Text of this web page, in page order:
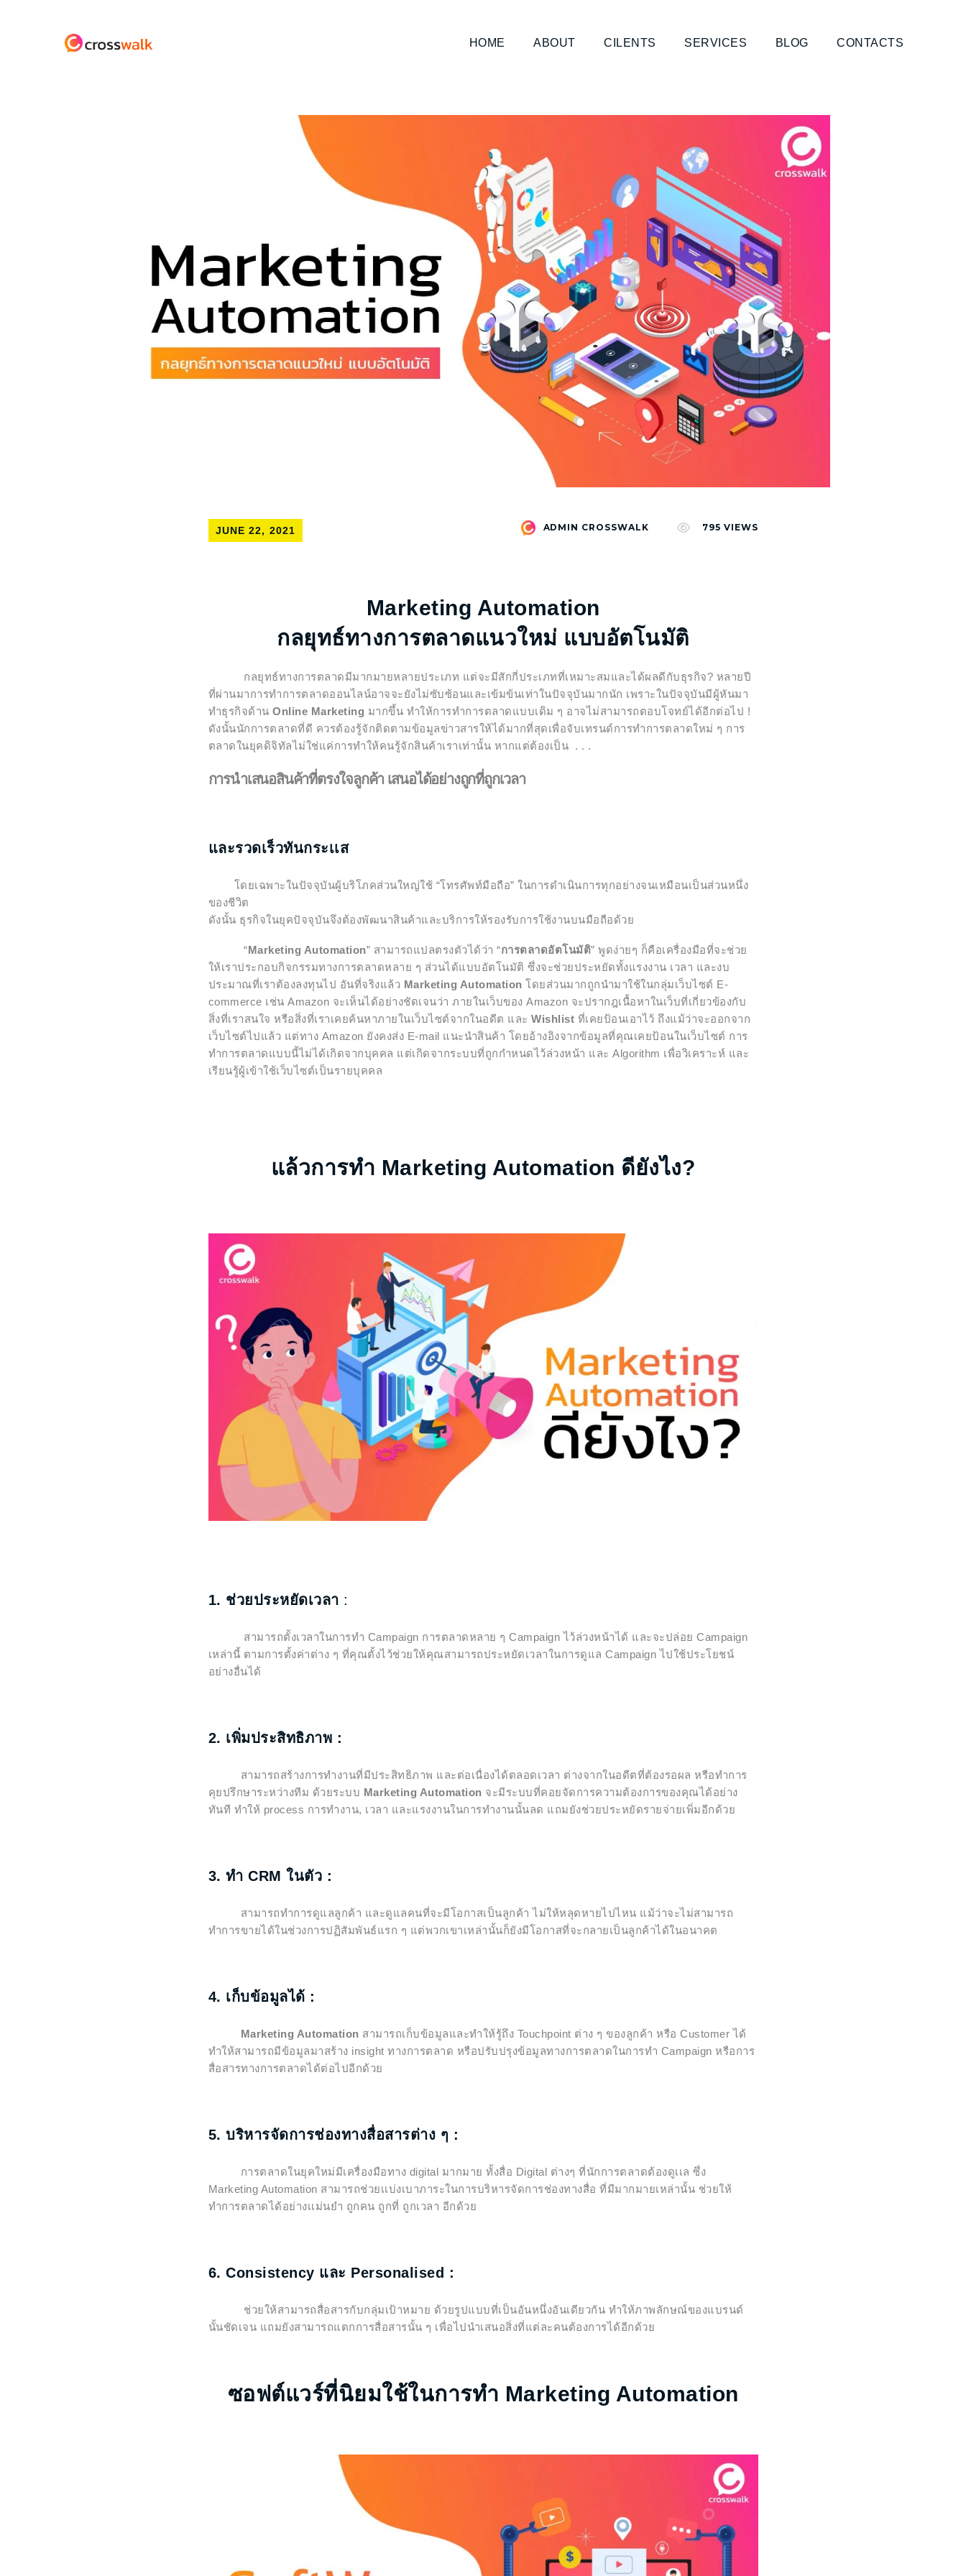
HOME ABOUT CILENTS SERVICES BLOG CONTACTS
JUNE 22, 2021 ADMIN CROSSWALK 795 VIEWS
Marketing Automation
กลยุทธ์ทางการตลาดแนวใหม่ แบบอัตโนมัติ
กลยุทธ์ทางการตลาดมีมากมายหลายประเภท แต่จะมีสักกี่ประเภทที่เหมาะสมและได้ผลดีกับธุรกิจ? หลายปี
ที่ผ่านมาการทำการตลาดออนไลน์อาจจะยังไม่ซับซ้อนและเข้มข้นเท่าในปัจจุบันมากนัก เพราะในปัจจุบันมีผู้หันมา
ทำธุรกิจด้าน Online Marketing มากขึ้น ทำให้การทำการตลาดแบบเดิม ๆ อาจไม่สามารถตอบโจทย์ได้อีกต่อไป !
ดังนั้นนักการตลาดที่ดี ควรต้องรู้จักติดตามข้อมูลข่าวสารให้ได้มากที่สุดเพื่อจับเทรนด์การทำการตลาดใหม่ ๆ การ
ตลาดในยุคดิจิทัลไม่ใช่แค่การทำให้คนรู้จักสินค้าเราเท่านั้น หากแต่ต้องเป็น . . .
การนำเสนอสินค้าที่ตรงใจลูกค้า เสนอได้อย่างถูกที่ถูกเวลา
และรวดเร็วทันกระเเส
โดยเฉพาะในปัจจุบันผู้บริโภคส่วนใหญ่ใช้ “โทรศัพท์มือถือ” ในการดำเนินการทุกอย่างจนเหมือนเป็นส่วนหนึ่ง
ของชีวิต
ดังนั้น ธุรกิจในยุคปัจจุบันจึงต้องพัฒนาสินค้าและบริการให้รองรับการใช้งานบนมือถือด้วย
“Marketing Automation” สามารถแปลตรงตัวได้ว่า “การตลาดอัตโนมัติ” พูดง่ายๆ ก็คือเครื่องมือที่จะช่วย
ให้เราประกอบกิจกรรมทางการตลาดหลาย ๆ ส่วนได้แบบอัตโนมัติ ซึ่งจะช่วยประหยัดทั้งแรงงาน เวลา และงบ
ประมาณที่เราต้องลงทุนไป อันที่จริงแล้ว Marketing Automation โดยส่วนมากถูกนำมาใช้ในกลุ่มเว็บไซต์ E-
commerce เช่น Amazon จะเห็นได้อย่างชัดเจนว่า ภายในเว็บของ Amazon จะปรากฎเนื้อหาในเว็บที่เกี่ยวข้องกับ
สิ่งที่เราสนใจ หรือสิ่งที่เราเคยค้นหาภายในเว็บไซต์จากในอดีต และ Wishlist ที่เคยป้อนเอาไว้ ถึงแม้ว่าจะออกจาก
เว็บไซต์ไปแล้ว แต่ทาง Amazon ยังคงส่ง E-mail แนะนำสินค้า โดยอ้างอิงจากข้อมูลที่คุณเคยป้อนในเว็บไซต์ การ
ทำการตลาดแบบนี้ไม่ได้เกิดจากบุคคล แต่เกิดจากระบบที่ถูกกำหนดไว้ล่วงหน้า และ Algorithm เพื่อวิเคราะห์ และ
เรียนรู้ผู้เข้าใช้เว็บไซต์เป็นรายบุคคล
แล้วการทำ Marketing Automation ดียังไง?
1. ช่วยประหยัดเวลา :
สามารถตั้งเวลาในการทำ Campaign การตลาดหลาย ๆ Campaign ไว้ล่วงหน้าได้ และจะปล่อย Campaign
เหล่านี้ ตามการตั้งค่าต่าง ๆ ที่คุณตั้งไว้ช่วยให้คุณสามารถประหยัดเวลาในการดูแล Campaign ไปใช้ประโยชน์
อย่างอื่นได้
2. เพิ่มประสิทธิภาพ :
สามารถสร้างการทำงานที่มีประสิทธิภาพ และต่อเนื่องได้ตลอดเวลา ต่างจากในอดีตที่ต้องรอผล หรือทำการ
คุยปรึกษาระหว่างทีม ด้วยระบบ Marketing Automation จะมีระบบที่คอยจัดการความต้องการของคุณได้อย่าง
ทันที ทำให้ process การทำงาน, เวลา และแรงงานในการทำงานนั้นลด แถมยังช่วยประหยัดรายจ่ายเพิ่มอีกด้วย
3. ทำ CRM ในตัว :
สามารถทำการดูแลลูกค้า และดูแลคนที่จะมีโอกาสเป็นลูกค้า ไม่ให้หลุดหายไปไหน แม้ว่าจะไม่สามารถ
ทำการขายได้ในช่วงการปฏิสัมพันธ์แรก ๆ แต่พวกเขาเหล่านั้นก็ยังมีโอกาสที่จะกลายเป็นลูกค้าได้ในอนาคต
4. เก็บข้อมูลได้ :
Marketing Automation สามารถเก็บข้อมูลและทำให้รู้ถึง Touchpoint ต่าง ๆ ของลูกค้า หรือ Customer ได้
ทำให้สามารถมีข้อมูลมาสร้าง insight ทางการตลาด หรือปรับปรุงข้อมูลทางการตลาดในการทำ Campaign หรือการ
สื่อสารทางการตลาดได้ต่อไปอีกด้วย
5. บริหารจัดการช่องทางสื่อสารต่าง ๆ :
การตลาดในยุคใหม่มีเครื่องมือทาง digital มากมาย ทั้งสื่อ Digital ต่างๆ ที่นักการตลาดต้องดูเเล ซึ่ง
Marketing Automation สามารถช่วยเเบ่งเบาภาระในการบริหารจัดการช่องทางสื่อ ที่มีมากมายเหล่านั้น ช่วยให้
ทำการตลาดได้อย่างเเม่นยำ ถูกคน ถูกที่ ถูกเวลา อีกด้วย
6. Consistency และ Personalised :
ช่วยให้สามารถสื่อสารกับกลุ่มเป้าหมาย ด้วยรูปแบบที่เป็นอันหนึ่งอันเดียวกัน ทำให้ภาพลักษณ์ของแบรนด์
นั้นชัดเจน แถมยังสามารถแตกการสื่อสารนั้น ๆ เพื่อไปนำเสนอสิ่งที่แต่ละคนต้องการได้อีกด้วย
ซอฟต์แวร์ที่นิยมใช้ในการทำ Marketing Automation